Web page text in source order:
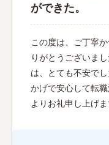
ができた。
この度は、ご丁寧
りがとうございま
は、とても不安で
かげで安心して転
よりお礼申し上げま